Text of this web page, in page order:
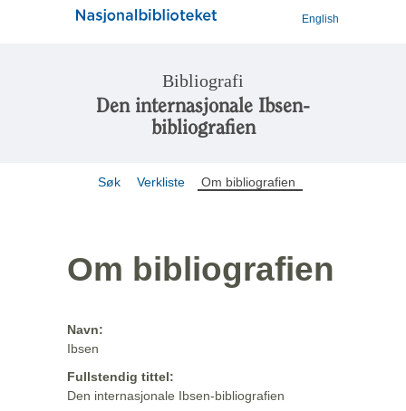
English
Bibliografi
Den internasjonale Ibsen-
bibliografien
Søk Verkliste Om bibliografien
Om bibliografien
Navn:
Ibsen
Fullstendig tittel:
Den internasjonale Ibsen-bibliografien